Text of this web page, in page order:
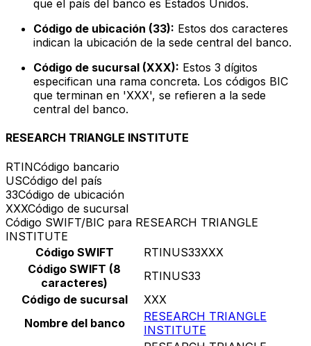
que el país del banco es Estados Unidos.
Código de ubicación (33): Estos dos caracteres
indican la ubicación de la sede central del banco.
Código de sucursal (XXX): Estos 3 dígitos
especifican una rama concreta. Los códigos BIC
que terminan en 'XXX', se refieren a la sede
central del banco.
RESEARCH TRIANGLE INSTITUTE
RTINCódigo bancario
USCódigo del país
33Código de ubicación
XXXCódigo de sucursal
Código SWIFT/BIC para RESEARCH TRIANGLE
INSTITUTE
Código SWIFT
RTINUS33XXX
Código SWIFT (8
caracteres)
RTINUS33
Código de sucursal
XXX
Nombre del banco
RESEARCH TRIANGLE
INSTITUTE